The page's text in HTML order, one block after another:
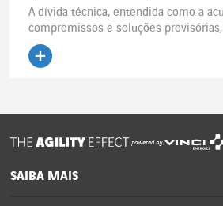
A dívida técnica, entendida como a
compromissos e soluções
powered by
SAIBA MAIS